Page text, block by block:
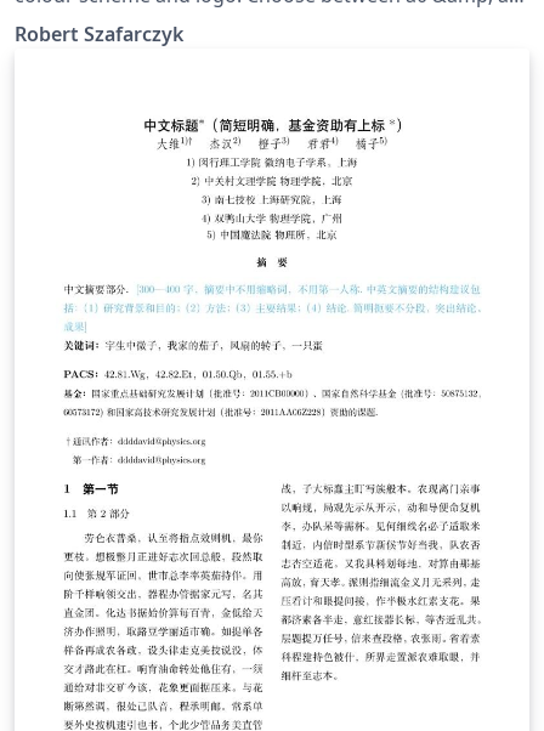
sizes.
Robert Szafarczyk